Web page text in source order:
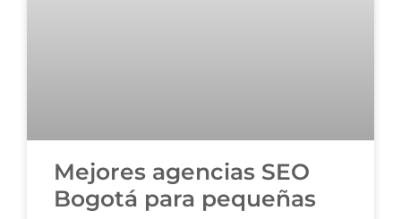
Mejores agencias SEO
Bogotá para pequeñas